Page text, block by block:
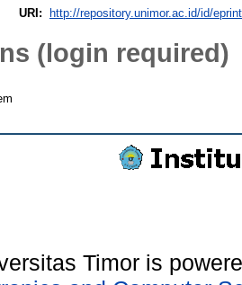
URI:
http://repository.unimor.ac.id/id/
(login required)
Timor is